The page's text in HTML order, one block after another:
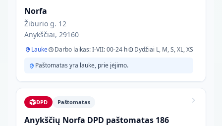
Norfa
Žiburio g. 12
Anykščiai, 29160
Lauke Darbo laikas: I-VII: 00-24 h
Dydžiai L, M, S, XL, XS
Paštomatas yra lauke, prie įėjimo.
DPD Paštomatas
Anykščių Norfa DPD paštomatas 186